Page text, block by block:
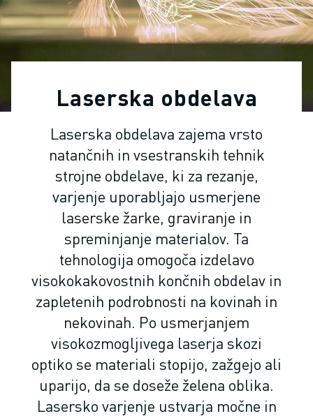
INDUSTRIJSKI ROBOTI
SODELUJOČI ROBOTI
NABOR ROBOTOV
KRMILNIKI ROBOTOV
PROGRAMSKA OPREMA ROBOTOV
IZDELKI ZA IZOBRAŽEVALNO ROBOTIKO
AVTOMATIZACIJA ROBOTOV
ROBOTI ZA OBLOČNO VARJENJE
ČLENKASTI ROBOTI
SERIJA ARC MATE
SERIJA M-900
ROBOTI DELTA
ROBOTI ZA HRANO IN ČISTE PROSTORE
ROBOTI ZA BARVANJE
ROBOTI ZA PALETIRANJE
KOMPAKTNI OBDELOVALNI CENTRI CNC
ISKALNIK ROBODRILL
ROBODRILL KOMPAKTNI OBDELOVALNI CENTRI CNC
STROJNA OPREMA ROBODRILL
PROGRAMSKA OPREMA ROBODRILL
Laserska obdelava
Laserska obdelava zajema vrsto
natančnih in vsestranskih tehnik
strojne obdelave, ki za rezanje,
varjenje uporabljajo usmerjene
laserske žarke, graviranje in
spreminjanje materialov. Ta
tehnologija omogoča izdelavo
visokokakovostnih končnih obdelav in
zapletenih podrobnosti na kovinah in
nekovinah. Po usmerjanjem
visokozmogljivega laserja skozi
optiko se materiali stopijo, zažgejo ali
uparijo, da se doseže želena oblika.
Lasersko varjenje ustvarja močne in